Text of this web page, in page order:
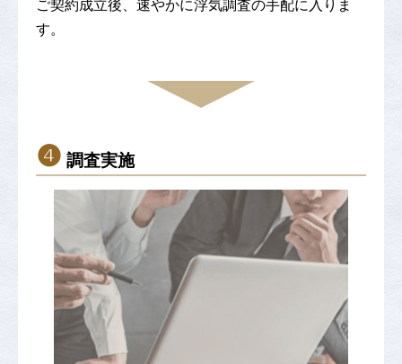
す。
❹ 調査実施